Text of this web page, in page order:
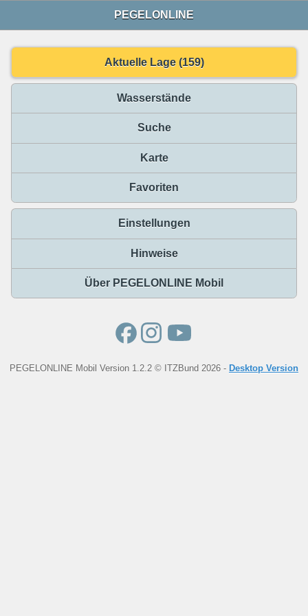
PEGELONLINE
Aktuelle Lage (159)
Wasserstände
Suche
Karte
Favoriten
Einstellungen
Hinweise
Über PEGELONLINE Mobil
PEGELONLINE Mobil Version 1.2.2 © ITZBund 2026 - Desktop Version